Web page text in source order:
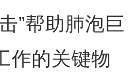
”帮助肺泡巨
作的关键物